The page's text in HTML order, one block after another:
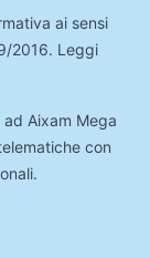
ai sensi
2016. Leggi
Aixam Mega
con